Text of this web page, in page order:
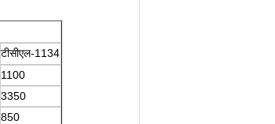
टीसीएल-1134
1100
3350
850